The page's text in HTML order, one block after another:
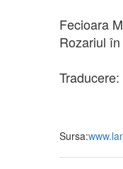
Fecioara
Rozariul
Sursa: